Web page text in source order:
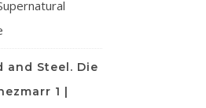
and Steel. Die
1 |